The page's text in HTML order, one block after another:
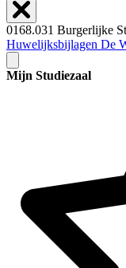
0168.031 Burgerlijke
Huwelijksbijlagen De
Mijn Studiezaal